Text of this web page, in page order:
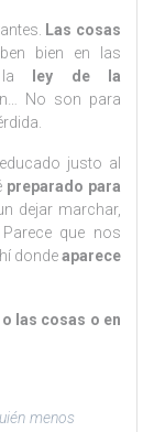
Las cosas
bien en las
la
ley de la
No son para
justo al
preparado para
dejar marchar,
que nos
dondeaparece
las cosas o en
menos